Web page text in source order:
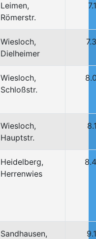
Leimen,
Römerstr.
Wiesloch,
Dielheimer
Wiesloch,
Schloßstr.
Wiesloch,
Hauptstr.
Heidelberg,
Herrenwies
Sandhausen,